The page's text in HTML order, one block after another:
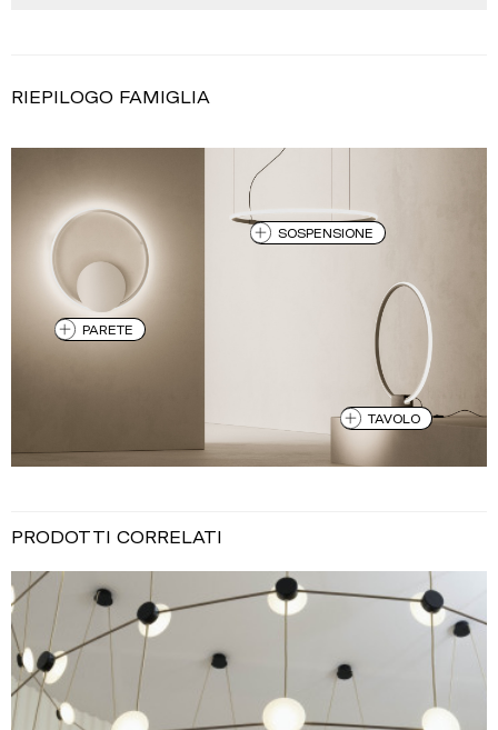
RIEPILOGO FAMIGLIA
PARETE
SOSPENSIONE
TAVOLO
PRODOTTI CORRELATI